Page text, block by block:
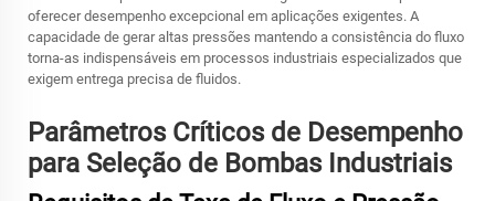
oferecer desempenho excepcional em aplicações exigentes. A
capacidade de gerar altas pressões mantendo a consistência do fluxo
torna-as indispensáveis em processos industriais especializados que
exigem entrega precisa de fluidos.
Parâmetros Críticos de Desempenho
para Seleção de Bombas Industriais